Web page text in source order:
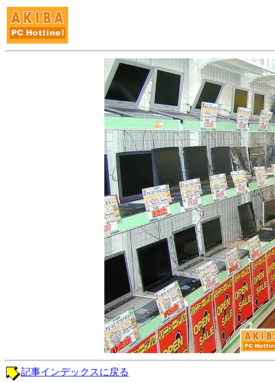
記事インデックスに戻る